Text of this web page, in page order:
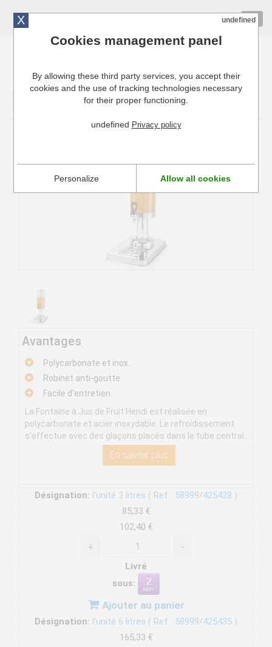
Cuisinresto: Ustensiles de cuisine pour professionnels
Avantages
Polycarbonate et inox.
Robinet anti-goutte.
Facile d'entretien.
La Fontaine à Jus de Fruit Hendi est réalisée en
polycarbonate et acier inoxydable. Le refroidissement
s'effectue avec des glaçons placés dans le tube central....
En savoir plus
Désignation: l'unité 3 litres ( Ref : 58999/425428 )
85,33 €
102,40 €
+ -
Livré
sous:
Ajouter au panier
Désignation: l'unité 6 litres ( Ref : 58999/425435 )
165,33 €
X undefined
Cookies management panel
By allowing these third party services, you accept their
cookies and the use of tracking technologies necessary
for their proper functioning.
undefined Privacy policy
Personalize Allow all cookies